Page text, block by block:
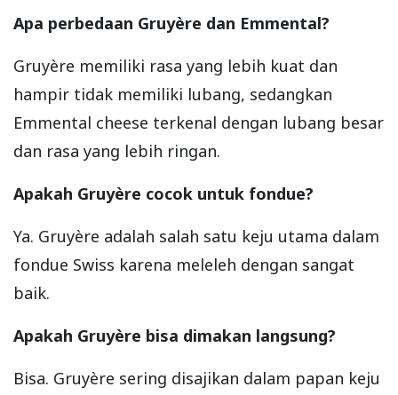
Apa perbedaan Gruyère dan Emmental?
Gruyère memiliki rasa yang lebih kuat dan
hampir tidak memiliki lubang, sedangkan
Emmental cheese terkenal dengan lubang besar
dan rasa yang lebih ringan.
Apakah Gruyère cocok untuk fondue?
Ya. Gruyère adalah salah satu keju utama dalam
fondue Swiss karena meleleh dengan sangat
baik.
Apakah Gruyère bisa dimakan langsung?
Bisa. Gruyère sering disajikan dalam papan keju